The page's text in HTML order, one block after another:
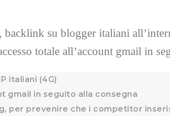
backlink su blogger italiani
totale all’account gmail in
italiani (4G)
gmail in seguito alla consegna
per prevenire che i competitor